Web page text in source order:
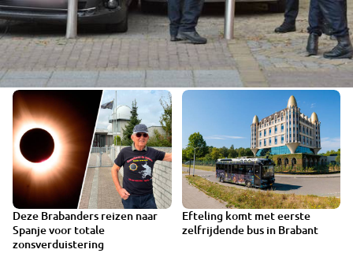
Deze Brabanders reizen naar
Spanje voor totale
zonsverduistering
Efteling komt met eerste
zelfrijdende bus in Brabant
VIDEO